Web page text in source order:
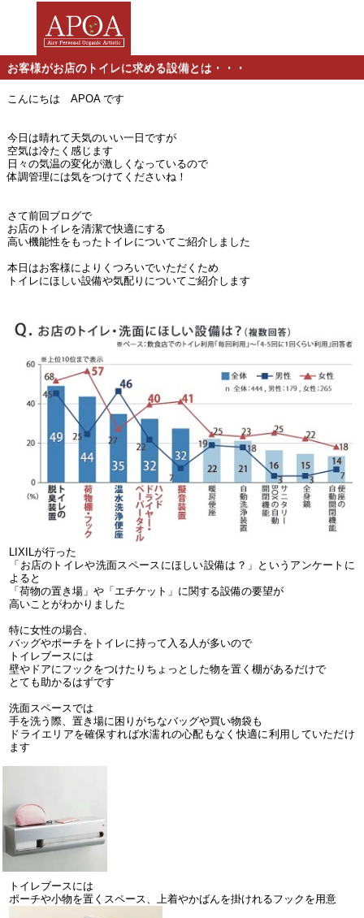
お客様がお店のトイレに求める設備とは・・・
こんにちは APOA です
今日は晴れて天気のいい一日ですが
空気は冷たく感じます
日々の気温の変化が激しくなっているので
体調管理には気をつけてくださいね！
さて前回ブログで
お店のトイレを清潔で快適にする
高い機能性をもったトイレについてご紹介しました
本日はお客様によりくつろいでいただくため
トイレにほしい設備や気配りについてご紹介します
LIXILが行った
「お店のトイレや洗面スペースにほしい設備は？」というアンケートに
よると
「荷物の置き場」や「エチケット」に関する設備の要望が
高いことがわかりました
特に女性の場合、
バッグやポーチをトイレに持って入る人が多いので
トイレブースには
壁やドアにフックをつけたりちょっとした物を置く棚があるだけで
とても助かるはずです
洗面スペースでは
手を洗う際、置き場に困りがちなバッグや買い物袋も
ドライエリアを確保すれば水濡れの心配もなく快適に利用していただけ
ます
トイレブースには
ポーチや小物を置くスペース、上着やかばんを掛けれるフックを用意